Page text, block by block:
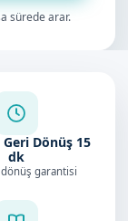
sürede arar.
Dönüş 15
dk
dönüş garantisi